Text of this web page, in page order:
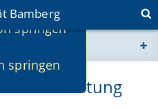
springen
springen
Bamberg